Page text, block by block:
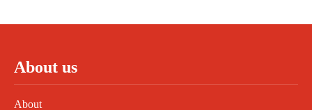
About us
About